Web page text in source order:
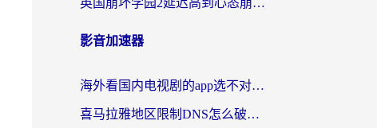
英国崩坏学园2延迟高到心态崩？海外党国服游戏加速终极指南
影音加速器
海外看国内电视剧的app选不对？这份回国加速器避坑指南帮你流畅追剧
喜马拉雅地区限制DNS怎么破？海外党听国内音乐听书的终极解决方案